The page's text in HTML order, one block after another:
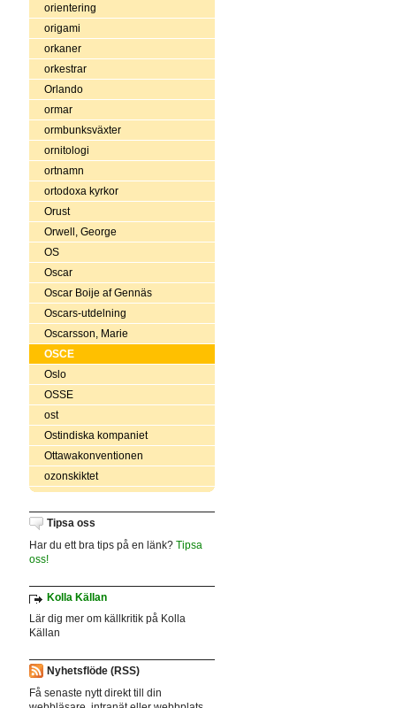
orientering
origami
orkaner
orkestrar
Orlando
ormar
ormbunksväxter
ornitologi
ortnamn
ortodoxa kyrkor
Orust
Orwell, George
OS
Oscar
Oscar Boije af Gennäs
Oscars-utdelning
Oscarsson, Marie
OSCE
Oslo
OSSE
ost
Ostindiska kompaniet
Ottawakonventionen
ozonskiktet
Tipsa oss
Har du ett bra tips på en länk? Tipsa
oss!
Kolla Källan
Lär dig mer om källkritik på Kolla
Källan
Nyhetsflöde (RSS)
Få senaste nytt direkt till din